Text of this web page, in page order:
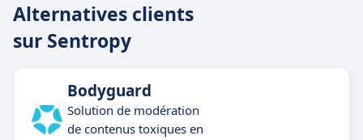
Alternatives clients
sur Sentropy
Bodyguard
Solution de modération
de contenus toxiques en